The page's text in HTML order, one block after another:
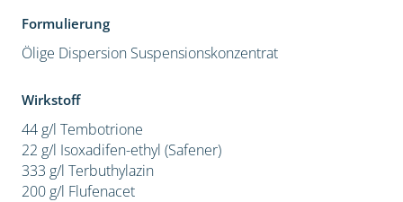
Formulierung
Ölige Dispersion Suspensionskonzentrat
Wirkstoff
44 g/l Tembotrione
22 g/l Isoxadifen-ethyl (Safener)
333 g/l Terbuthylazin
200 g/l Flufenacet